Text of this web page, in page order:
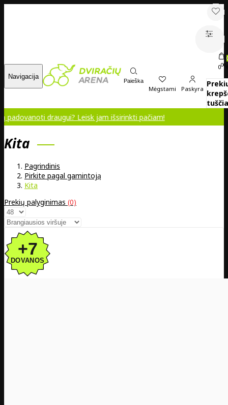
Navigacija
Paieška
Mėgstami Paskyra
000
draugui? Leisk jam išsirinkti pačiam!
Kita
Pagrindinis
Pirkite pagal gamintoją
Kita
Prekių palyginimas (0)